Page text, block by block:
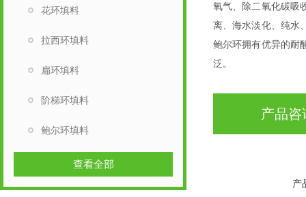
花环填料
拉西环填料
扁环填料
阶梯环填料
鲍尔环填料
查看全部
氧气、除二氧化碳吸
离、海水淡化、纯水
鲍尔环拥有优异的耐
泛。
产品咨
产